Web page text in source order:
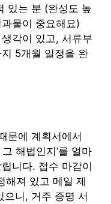
있는 분 (완성도 높
물이 중요해요)
각이 있고, 서류부
5개월 일정을 완
문에 계획서에서
그 해법인지’를 얼마
니다. 접수 마감이
해져 있고 메일 제
으니, 거주 증명 서